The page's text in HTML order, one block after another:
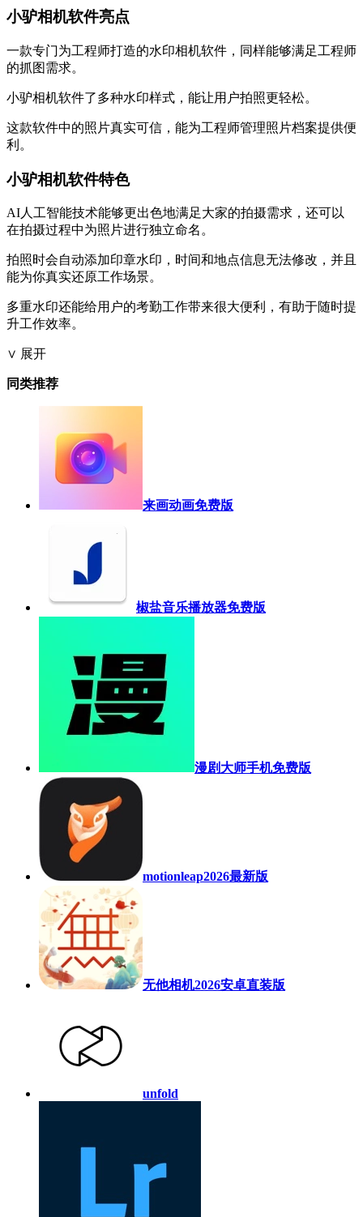
小驴相机软件亮点
一款专门为工程师打造的水印相机软件，同样能够满足工程师
的抓图需求。
小驴相机软件了多种水印样式，能让用户拍照更轻松。
这款软件中的照片真实可信，能为工程师管理照片档案提供便
利。
小驴相机软件特色
AI人工智能技术能够更出色地满足大家的拍摄需求，还可以
在拍摄过程中为照片进行独立命名。
拍照时会自动添加印章水印，时间和地点信息无法修改，并且
能为你真实还原工作场景。
多重水印还能给用户的考勤工作带来很大便利，有助于随时提
升工作效率。
∨ 展开
同类推荐
来画动画免费版
椒盐音乐播放器免费版
漫剧大师手机免费版
motionleap2026最新版
无他相机2026安卓直装版
unfold